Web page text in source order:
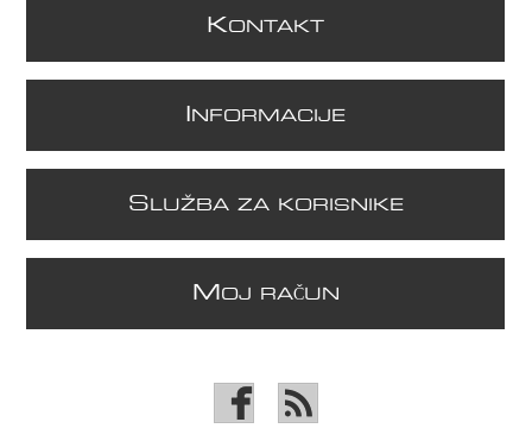
KONTAKT
NFORMACIJE
S LUŽBA ZA KORISNIKE
M OJ RAČUN